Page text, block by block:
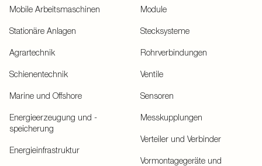
Mobile Arbeitsmaschinen
Stationäre Anlagen
Agrartechnik
Schienentechnik
Marine und Offshore
Energieerzeugung und -
speicherung
Energieinfrastruktur
Module
Stecksysteme
Rohrverbindungen
Ventile
Sensoren
Messkupplungen
Verteiler und Verbinder
Vormontagegeräte und